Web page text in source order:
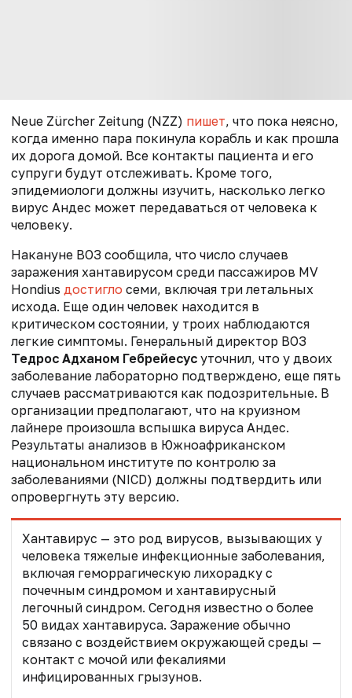
Neue Zürcher Zeitung (NZZ) пишет, что пока неясно,
когда именно пара покинула корабль и как прошла
их дорога домой. Все контакты пациента и его
супруги будут отслеживать. Кроме того,
эпидемиологи должны изучить, насколько легко
вирус Андес может передаваться от человека к
человеку.
Накануне ВОЗ сообщила, что число случаев
заражения хантавирусом среди пассажиров MV
Hondius достигло семи, включая три летальных
исхода. Еще один человек находится в
критическом состоянии, у троих наблюдаются
легкие симптомы. Генеральный директор ВОЗ
Тедрос Адханом Гебрейесус уточнил, что у двоих
заболевание лабораторно подтверждено, еще пять
случаев рассматриваются как подозрительные. В
организации предполагают, что на круизном
лайнере произошла вспышка вируса Андес.
Результаты анализов в Южноафриканском
национальном институте по контролю за
заболеваниями (NICD) должны подтвердить или
опровергнуть эту версию.
Хантавирус — это род вирусов, вызывающих у
человека тяжелые инфекционные заболевания,
включая геморрагическую лихорадку с
почечным синдромом и хантавирусный
легочный синдром. Сегодня известно о более
50 видах хантавируса. Заражение обычно
связано с воздействием окружающей среды —
контакт с мочой или фекалиями
инфицированных грызунов.